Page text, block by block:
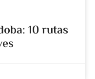
10 rutas